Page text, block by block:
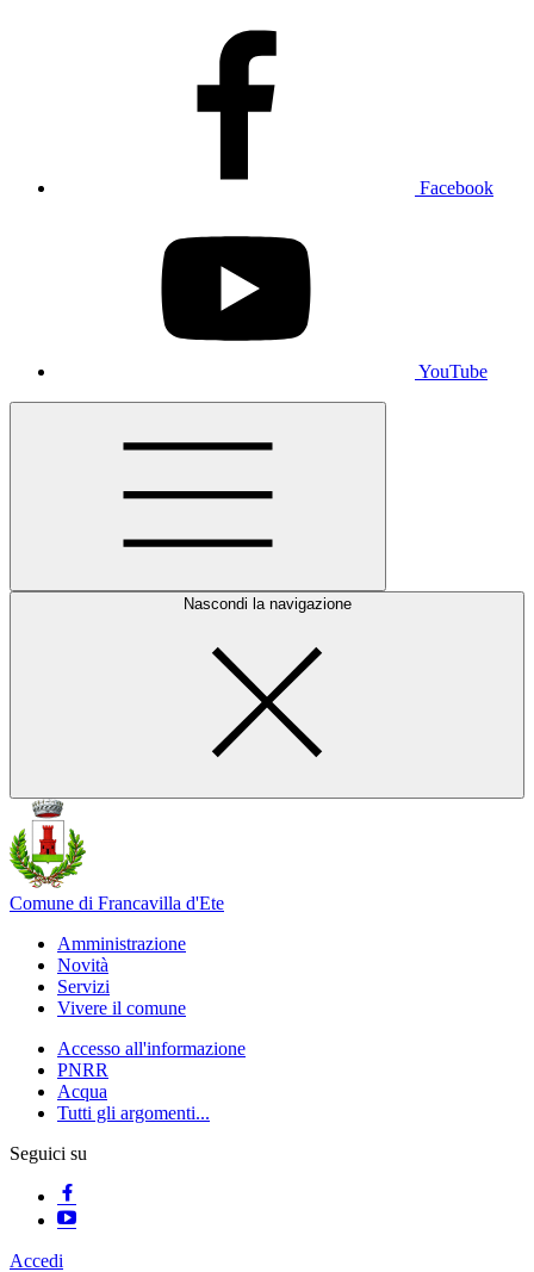
Facebook
YouTube
Nascondi la navigazione
Comune di Francavilla d'Ete
Amministrazione
Novità
Servizi
Vivere il comune
Accesso all'informazione
PNRR
Acqua
Tutti gli argomenti...
Seguici su
Accedi